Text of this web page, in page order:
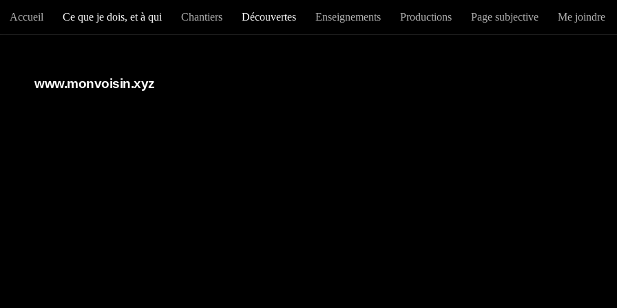
Au dessous du contenu
Accueil Ce que je dois, et à qui Chantiers Découvertes Enseignements Productions Page subjective Me joindre
www.monvoisin.xyz